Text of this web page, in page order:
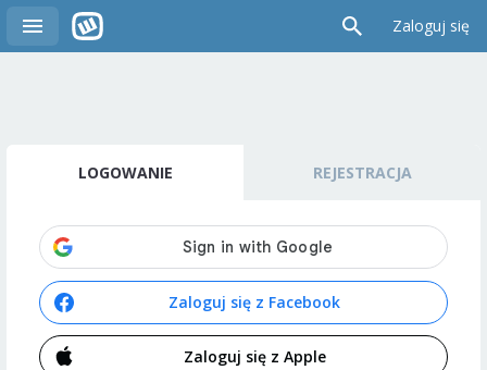
Zaloguj się
LOGOWANIE REJESTRACJA
Zaloguj się z Facebook
Zaloguj się z Apple